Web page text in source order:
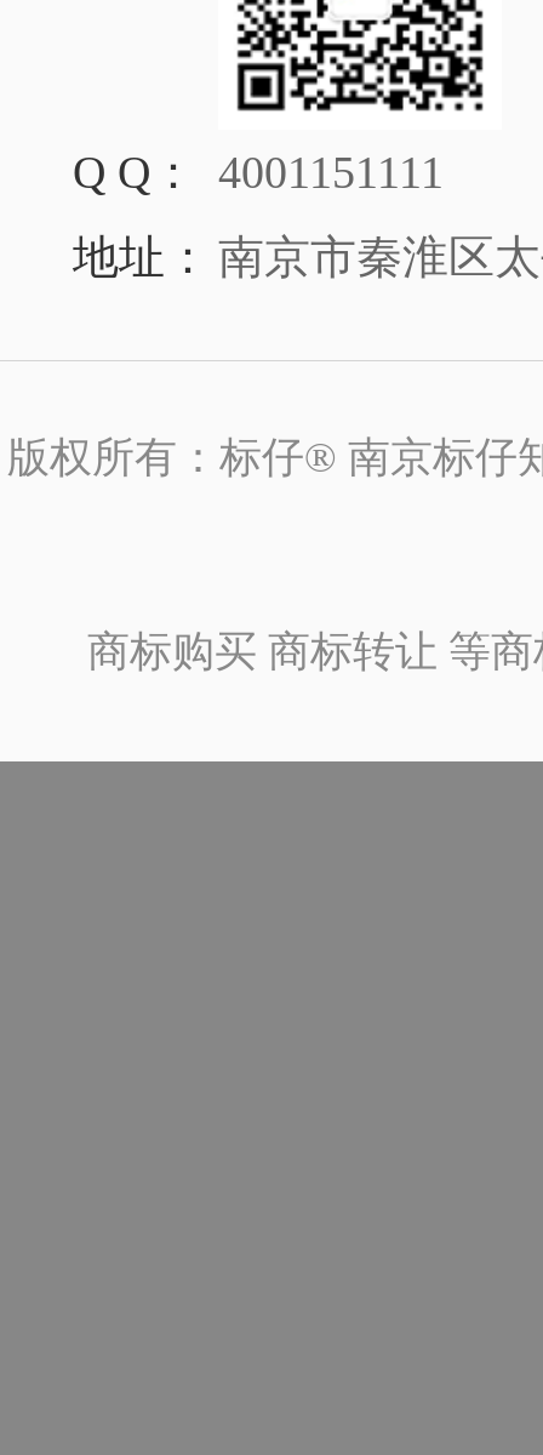
Q Q：
4001151111
地址： 南京市秦淮区
版权所有：标仔® 南京标仔
商标购买 商标转让 等